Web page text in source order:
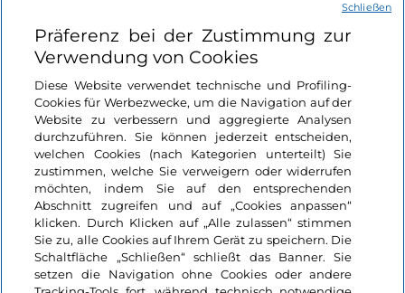
Nützliche Links
Login
Bleiben wir in Kontakt
Präferenz bei der Zustimmung zur
Verwendung von Cookies
Diese Website verwendet technische und Profiling-
Cookies für Werbezwecke, um die Navigation auf der
Website zu verbessern und aggregierte Analysen
durchzuführen. Sie können jederzeit entscheiden,
welchen Cookies (nach Kategorien unterteilt) Sie
zustimmen, welche Sie verweigern oder widerrufen
möchten, indem Sie auf den entsprechenden
Abschnitt zugreifen und auf „Cookies anpassen“
klicken. Durch Klicken auf „Alle zulassen“ stimmen
Sie zu, alle Cookies auf Ihrem Gerät zu speichern. Die
Schaltfläche „Schließen“ schließt das Banner. Sie
setzen die Navigation ohne Cookies oder andere
Schließen